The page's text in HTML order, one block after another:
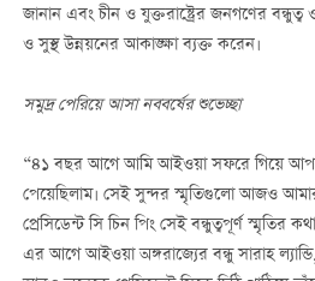
জানান এবং চীন ও যুক্তরাষ্ট্রের জনগণের
ও সুস্থ উন্নয়নের আকাঙ্ক্ষা ব্যক্ত করেন।
সমুদ্র পেরিয়ে আসা নববর্ষের শুভেচ্ছা
“৪১ বছর আগে আমি আইওয়া সফরে গিয়ে
পেয়েছিলাম। সেই সুন্দর স্মৃতিগুলো আজও
প্রেসিডেন্ট সি চিন পিং সেই বন্ধুত্বপূর্ণ স্মৃতির
এর আগে আইওয়া অঙ্গরাজ্যের বন্ধু সারাহ